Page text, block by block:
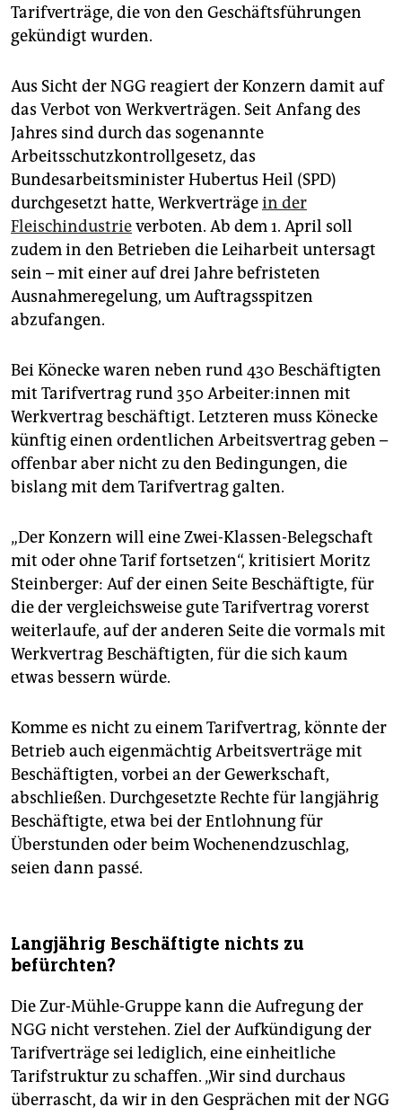
Tarifverträge, die von den Geschäftsführungen
gekündigt wurden.
Aus Sicht der NGG reagiert der Konzern damit auf
das Verbot von Werkverträgen. Seit Anfang des
Jahres sind durch das sogenannte
Arbeitsschutzkontrollgesetz, das
Bundesarbeitsminister Hubertus Heil (SPD)
durchgesetzt hatte, Werkverträgein der
Fleischindustrieverboten. Ab dem 1. April soll
zudem in den Betrieben die Leiharbeit untersagt
sein – mit einer auf drei Jahre befristeten
Ausnahmeregelung, um Auftragsspitzen
abzufangen.
Bei Könecke waren neben rund 430 Beschäftigten
mit Tarifvertrag rund 350 Ar­bei­te­r:in­nen mit
Werkvertrag beschäftigt. Letzteren muss Könecke
künftig einen ordentlichen Arbeitsvertrag geben –
offenbar aber nicht zu den Bedingungen, die
bislang mit dem Tarifvertrag galten.
„Der Konzern will eine Zwei-Klassen-Belegschaft
mit oder ohne Tarif fortsetzen“, kritisiert Moritz
Steinberger: Auf der einen Seite Beschäftigte, für
die der vergleichsweise gute Tarifvertrag vorerst
weiterlaufe, auf der anderen Seite die vormals mit
Werkvertrag Beschäftigten, für die sich kaum
etwas bessern würde.
Komme es nicht zu einem Tarifvertrag, könnte der
Betrieb auch eigenmächtig Arbeitsverträge mit
Beschäftigten, vorbei an der Gewerkschaft,
abschließen. Durchgesetzte Rechte für langjährig
Beschäftigte, etwa bei der Entlohnung für
Überstunden oder beim Wochenendzuschlag,
seien dann passé.
Langjährig Beschäftigte nichts zu
befürchten?
Die Zur-Mühle-Gruppe kann die Aufregung der
NGG nicht verstehen. Ziel der Aufkündigung der
Tarifverträge sei lediglich, eine einheitliche
Tarifstruktur zu schaffen. „Wir sind durchaus
überrascht, da wir in den Gesprächen mit der NGG